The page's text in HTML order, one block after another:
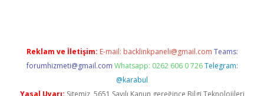
Reklam ve İletişim: E-mail: backlinkpaneli@gmail.com Teams:
forumhizmeti@gmail.com Whatsapp: 0262 606 0 726 Telegram:
@karabul
Yasal Uyarı: Sitemiz, 5651 Sayılı Kanun gereğince Bilgi Teknolojileri